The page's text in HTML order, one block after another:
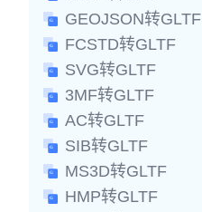
GEOJSON转GLTF
FCSTD转GLTF
SVG转GLTF
3MF转GLTF
AC转GLTF
SIB转GLTF
MS3D转GLTF
HMP转GLTF